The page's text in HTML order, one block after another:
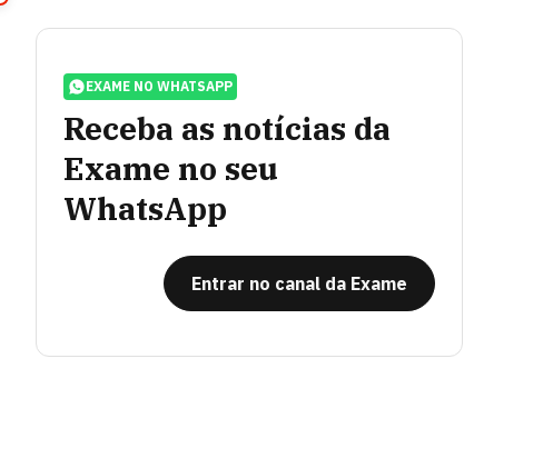
EXAME NO WHATSAPP
Receba as notícias da
Exame no seu
WhatsApp
Entrar no canal da Exame